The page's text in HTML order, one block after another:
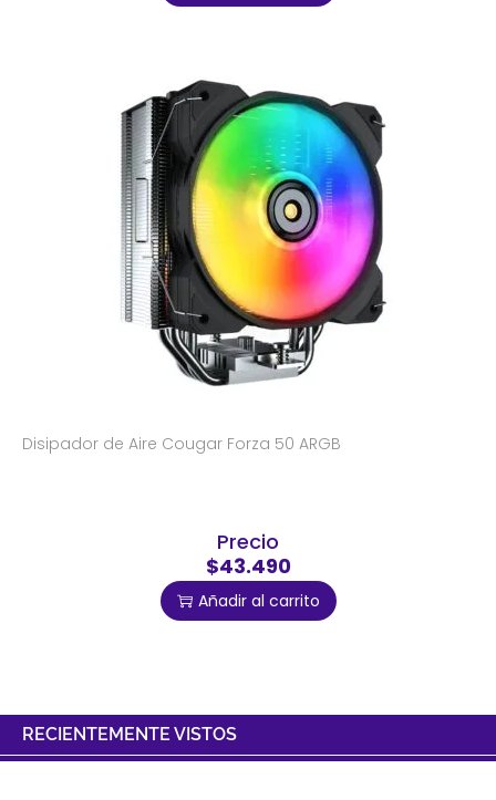
Disipador de Aire Cougar Forza 50 ARGB
Precio
$43.490
Añadir al carrito
RECIENTEMENTE VISTOS